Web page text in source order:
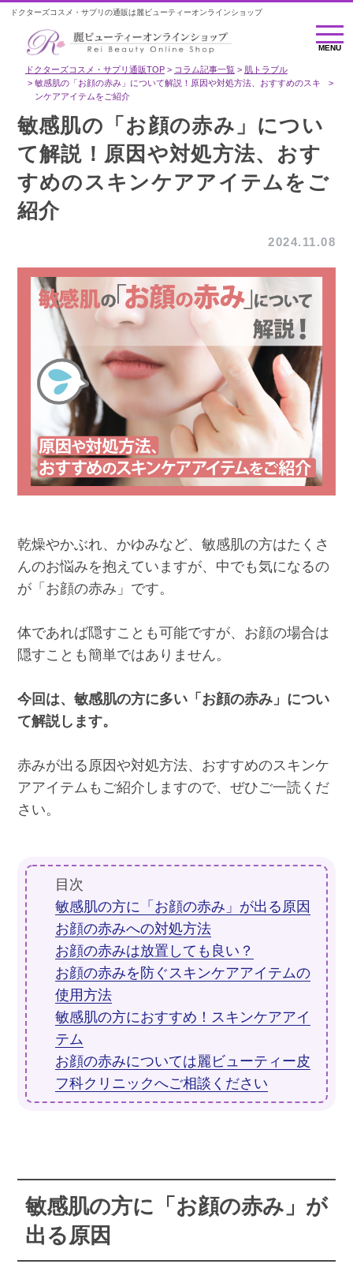
ドクターズコスメ・サプリの通販は麗ビューティーオンラインショップ
MENU
MENU
ドクターズコスメ・サプリ通販TOP コラム記事一覧
肌トラブル
敏感肌の「お顔の赤み」について解説！原因や対処方法、おすすめのスキ
ンケアアイテムをご紹介
敏感肌の「お顔の赤み」につい
て解説！原因や対処方法、おす
すめのスキンケアアイテムをご
紹介
2024.11.08
乾燥やかぶれ、かゆみなど、敏感肌の方はたくさ
んのお悩みを抱えていますが、中でも気になるの
が「お顔の赤み」です。
体であれば隠すことも可能ですが、お顔の場合は
隠すことも簡単ではありません。
今回は、敏感肌の方に多い「お顔の赤み」につい
て解説します。
赤みが出る原因や対処方法、おすすめのスキンケ
アアイテムもご紹介しますので、ぜひご一読くだ
さい。
目次
敏感肌の方に「お顔の赤み」が出る原因
お顔の赤みへの対処方法
お顔の赤みは放置しても良い？
お顔の赤みを防ぐスキンケアアイテムの
使用方法
敏感肌の方におすすめ！スキンケアアイ
テム
お顔の赤みについては麗ビューティー皮
フ科クリニックへご相談ください
敏感肌の方に「お顔の赤み」が
出る原因